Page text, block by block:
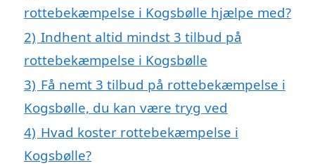
rottebekæmpelse i Kogsbølle hjælpe med?
2) Indhent altid mindst 3 tilbud på
rottebekæmpelse i Kogsbølle
3) Få nemt 3 tilbud på rottebekæmpelse i
Kogsbølle, du kan være tryg ved
4) Hvad koster rottebekæmpelse i
Kogsbølle?